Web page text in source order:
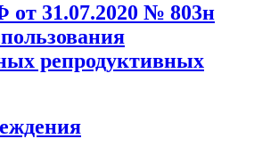
31.07.2020 № 803н
репродуктивных